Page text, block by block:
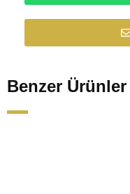
Benzer Ürünler